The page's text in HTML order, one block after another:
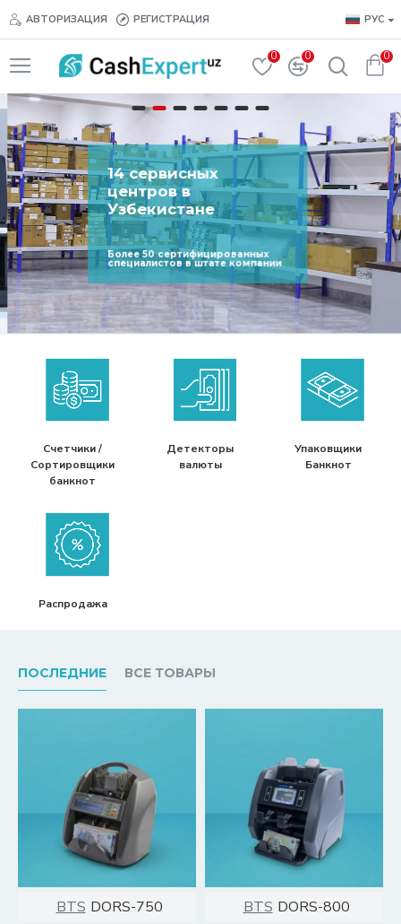
Счетчики,
сортировщики
и
упаковщики
банкнот
проверенных
брендов
в
Узбекистане
АВТОРИЗАЦИЯ РЕГИСТРАЦИЯ РУС
0 0 0
14 сервисных
центров в
Узбекистане
Более 50 сертифицированных
специалистов в штате компании
Счетчики /
Сортировщики
банкнот
Детекторы
валюты
Упаковщики
Банкнот
Распродажа
ПОСЛЕДНИЕ ВСЕ ТОВАРЫ
BTS DORS-750 BTS DORS-800